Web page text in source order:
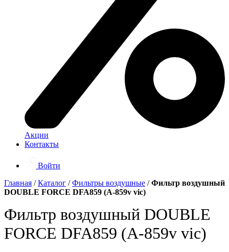
Акции
Контакты
Войти
Главная /Каталог /Фильтры воздушные /Фильтр воздушный
DOUBLE FORCE DFA859 (A-859v vic)
Фильтр воздушный DOUBLE
FORCE DFA859 (A-859v vic)